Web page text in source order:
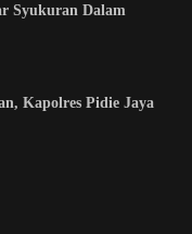
Syukuran Dalam
Kapolres Pidie Jaya